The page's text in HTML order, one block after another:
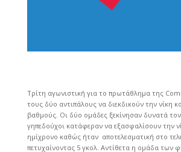
Τρίτη αγωνιστική για το πρωτάθλημα της
τους δύο αντιπάλους να διεκδικούν την νίκη
βαθμούς. Οι δύο ομάδες ξεκίνησαν δυνατά
γηπεδούχοι κατάφεραν να εξασφαλίσουν την
ημίχρονο καθώς ήταν αποτελεσματική στο
πετυχαίνοντας 5 γκολ. Αντίθετα η ομάδα των